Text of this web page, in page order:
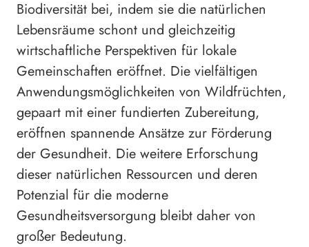
Biodiversität bei, indem sie die natürlichen
Lebensräume schont und gleichzeitig
wirtschaftliche Perspektiven für lokale
Gemeinschaften eröffnet. Die vielfältigen
Anwendungsmöglichkeiten von Wildfrüchten,
gepaart mit einer fundierten Zubereitung,
eröffnen spannende Ansätze zur Förderung
der Gesundheit. Die weitere Erforschung
dieser natürlichen Ressourcen und deren
Potenzial für die moderne
Gesundheitsversorgung bleibt daher von
großer Bedeutung.